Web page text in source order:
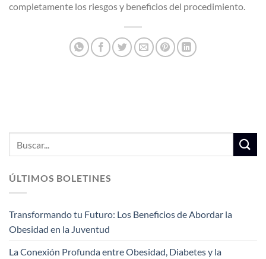
completamente los riesgos y beneficios del procedimiento.
ÚLTIMOS BOLETINES
Transformando tu Futuro: Los Beneficios de Abordar la
Obesidad en la Juventud
La Conexión Profunda entre Obesidad, Diabetes y la